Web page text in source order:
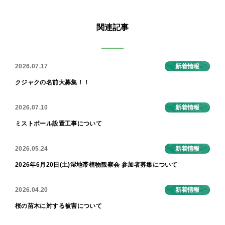
関連記事
2026.07.17 新着情報
クジャクの名前大募集！！
2026.07.10 新着情報
ミストポール設置工事について
2026.05.24 新着情報
2026年6月20日(土)湿地帯植物観察会 参加者募集について
2026.04.20 新着情報
桜の苗木に対する被害について